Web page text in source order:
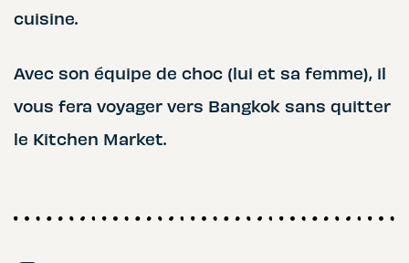
cuisine.
Avec son équipe de choc (lui et sa femme), il
vous fera voyager vers Bangkok sans quitter
le Kitchen Market.